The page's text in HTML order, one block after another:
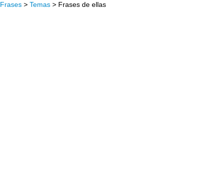
Frases > Temas > Frases de ellas